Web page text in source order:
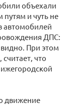
объехали
и чуть не
автомобилей
ДПС:
При этом
что
движение